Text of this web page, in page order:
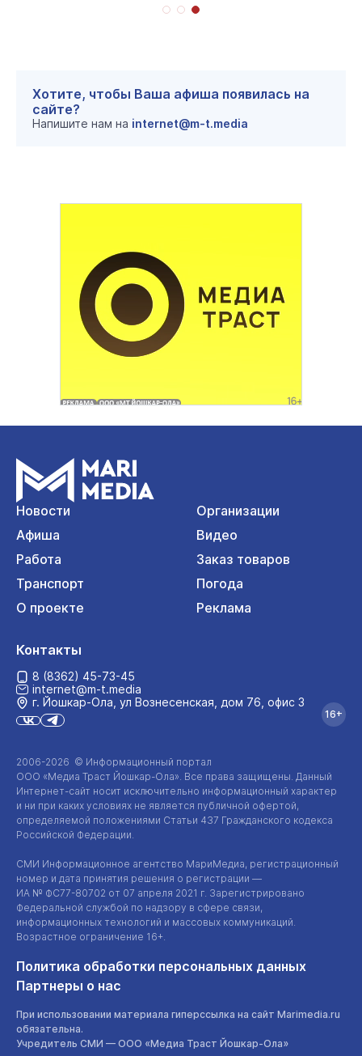
Хотите, чтобы Ваша афиша появилась на
сайте?
Напишите нам на internet@m-t.media
Новости
Организации
Афиша
Видео
Работа
Заказ товаров
Транспорт
Погода
О проекте
Реклама
2006-2026 © Информационный портал
ООО «Медиа Траст Йошкар-Ола». Все права защищены. Данный
Интернет-сайт носит исключительно информационный характер
и ни при каких условиях не является публичной офертой,
определяемой положениями Статьи 437 Гражданского кодекса
Российской Федерации.
СМИ Информационное агентство МариМедиа, регистрационный
номер и дата принятия решения о регистрации —
ИА № ФС77-80702 от 07 апреля 2021 г. Зарегистрировано
Федеральной службой по надзору в сфере связи,
информационных технологий и массовых коммуникаций.
Возрастное ограничение 16+.
Политика обработки персональных данных
Партнеры о нас
При использовании материала гиперссылка на сайт Marimedia.ru
обязательна.
Учредитель СМИ — ООО «Медиа Траст Йошкар-Ола»
Контакты
8 (8362) 45-73-45
internet@m-t.media
г. Йошкар‑Ола, ул Вознесенская, дом 76, офис 3
16+